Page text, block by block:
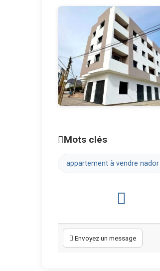
Mots clés
appartement à vendre nador
Envoyez un message